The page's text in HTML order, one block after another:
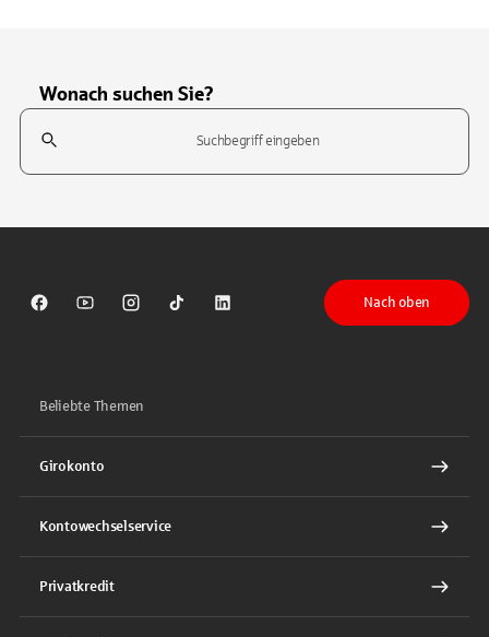
Wonach suchen Sie?
Suchfeld
Sparkasse auf Facebook
Sparkasse auf Youtube
Sparkasse auf Instagram
Sparkasse auf TikTok
Sparkasse auf LinkedIn
Nach oben
Beliebte Themen
Girokonto
Kontowechselservice
Privatkredit